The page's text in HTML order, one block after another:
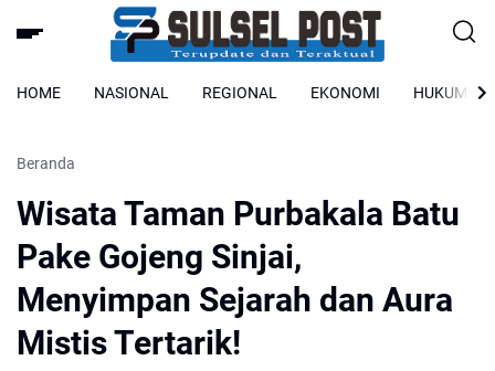
HOME NASIONAL REGIONAL EKONOMI HUKUM
Beranda
Wisata Taman Purbakala Batu
Pake Gojeng Sinjai,
Menyimpan Sejarah dan Aura
Mistis Tertarik!